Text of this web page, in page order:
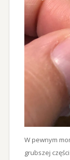
W pewnym
grubszej